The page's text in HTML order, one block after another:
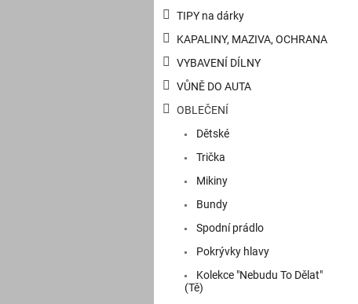
TIPY na dárky
KAPALINY, MAZIVA, OCHRANA
VYBAVENÍ DÍLNY
VŮNĚ DO AUTA
OBLEČENÍ
Dětské
Trička
Mikiny
Bundy
Spodní prádlo
Pokrývky hlavy
Kolekce "Nebudu To Dělat"
(Tě)